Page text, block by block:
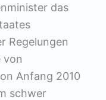
das
Regelungen
von
Anfang 2010
schwer